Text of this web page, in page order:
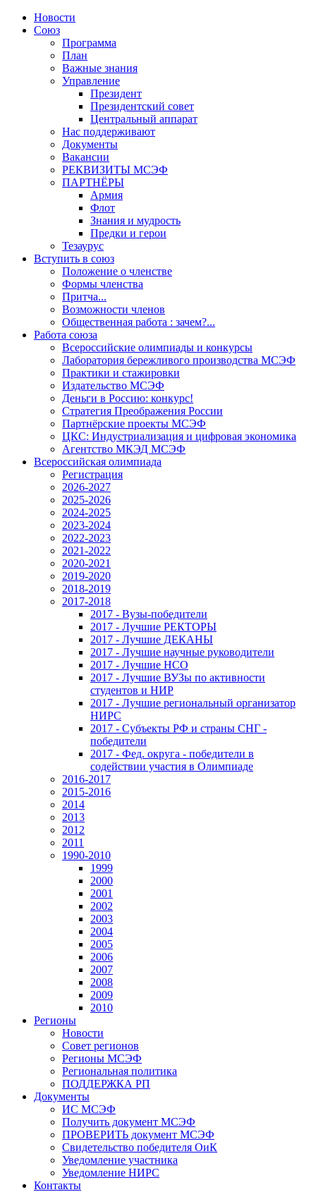
Новости
Союз
Программа
План
Важные знания
Управление
Президент
Президентский совет
Центральный аппарат
Нас поддерживают
Документы
Вакансии
РЕКВИЗИТЫ МСЭФ
ПАРТНЁРЫ
Армия
Флот
Знания и мудрость
Предки и герои
Тезаурус
Вступить в союз
Положение о членстве
Формы членства
Притча...
Возможности членов
Общественная работа : зачем?...
Работа союза
Всероссийские олимпиады и конкурсы
Лаборатория бережливого производства МСЭФ
Практики и стажировки
Издательство МСЭФ
Деньги в Россию: конкурс!
Стратегия Преображения России
Партнёрские проекты МСЭФ
ЦКС: Индустриализация и цифровая экономика
Агентство МКЭД МСЭФ
Всероссийская олимпиада
Регистрация
2026-2027
2025-2026
2024-2025
2023-2024
2022-2023
2021-2022
2020-2021
2019-2020
2018-2019
2017-2018
2017 - Вузы-победители
2017 - Лучшие РЕКТОРЫ
2017 - Лучшие ДЕКАНЫ
2017 - Лучшие научные руководители
2017 - Лучшие НСО
2017 - Лучшие ВУЗы по активности
студентов и НИР
2017 - Лучшие региональный организатор
НИРС
2017 - Субъекты РФ и страны СНГ -
победители
2017 - Фед. округа - победители в
содействии участия в Олимпиаде
2016-2017
2015-2016
2014
2013
2012
2011
1990-2010
1999
2000
2001
2002
2003
2004
2005
2006
2007
2008
2009
2010
Регионы
Новости
Совет регионов
Регионы МСЭФ
Региональная политика
ПОДДЕРЖКА РП
Документы
ИС МСЭФ
Получить документ МСЭФ
ПРОВЕРИТЬ документ МСЭФ
Свидетельство победителя ОиК
Уведомление участника
Уведомление НИРС
Контакты